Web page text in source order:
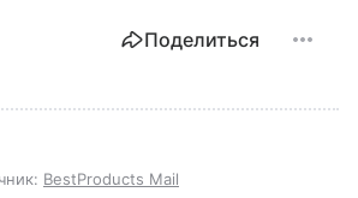
Поделиться
BestProducts Mail